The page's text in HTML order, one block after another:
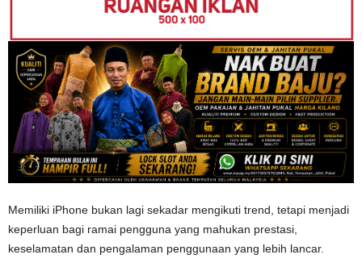
Memiliki iPhone bukan lagi sekadar mengikuti trend, tetapi menjadi
keperluan bagi ramai pengguna yang mahukan prestasi,
keselamatan dan pengalaman penggunaan yang lebih lancar.